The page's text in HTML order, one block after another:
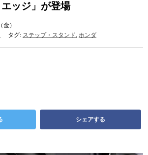
ッジ」が登場
）
タグ: ステップ・スタンド, ホンダ
シェアする